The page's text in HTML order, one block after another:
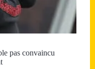
pas convaincu